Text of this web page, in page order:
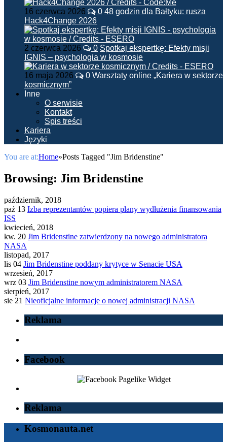
16 czerwca 2026 0 48 godzin dla Bałtyku: rusza
Hack4Change 2026
2 czerwca 2026 0 Spotkaj ekspertkę: Efekty misji
IGNIS – psychologia w kosmosie
16 maja 2026 0 Warsztaty online „Kariera w sektorze
kosmicznym”
Inne
O serwisie
Kontakt
Spis treści
Kariera
Języki
You are at:Home»Posts Tagged "Jim Bridenstine"
Browsing: Jim Bridenstine
październik, 2018
paź 13 Izba reprezentantów popiera plany wydłużenia finansowania
ISS
kwiecień, 2018
kw. 20 Jim Bridenstine zatwierdzony na nowego administratora
NASA
listopad, 2017
lis 04 Jim Bridenstine poddany krytyce w Senacie USA
wrzesień, 2017
wrz 03 Jim Bridenstine nowym administratorem NASA
sierpień, 2017
sie 21 Nieoficjalne informacje o nowej administracji NASA
Reklama
Facebook
Reklama
Kosmonauta.net